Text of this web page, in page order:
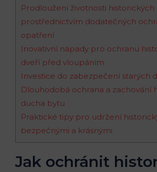
Prodloužení životnosti historických
prostřednictvím dodatečných
opatření
Inovativní nápady pro ochranu
dveří před vloupáním
Investice do zabezpečení starých
Dlouhodobá ochrana a zachování
ducha bytu
Praktické tipy pro udržení
bezpečnými a krásnými
Jak ochránit